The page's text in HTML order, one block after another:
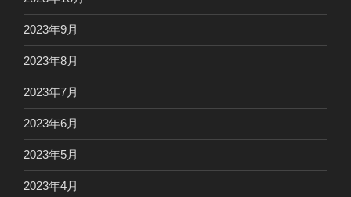
2023年9月
2023年8月
2023年7月
2023年6月
2023年5月
2023年4月